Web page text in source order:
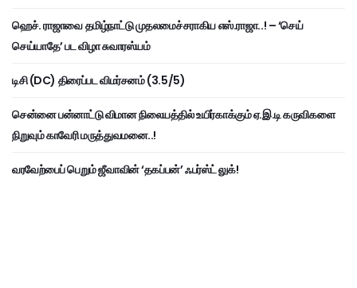
ஹெச். ராஜாவை தமிழ்நாட்டு முதலமைச்சராகிய எஸ்.ராஜா..! – ‘செய்
செய்யாதே’ பட விழா சுவாரஸ்யம்
டிசி (DC) திரைப்பட விமர்சனம் (3.5/5)
சென்னை பன்னாட்டு விமான நிலையத்தில் உயிர்காக்கும் ஏ.இ.டி கருவிகளை
நிறுவும் காவேரி மருத்துவமனை..!
வரவேற்பைப் பெறும் ஜீவாவின் ‘தகப்பன்’ ஃபர்ஸ்ட் லுக்!